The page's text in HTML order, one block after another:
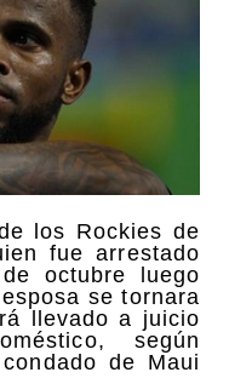
los Rockies de
fue arrestado
octubre luego
se tornara
llevado a juicio
según
de Maui